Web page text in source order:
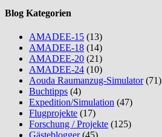
Blog Kategorien
AMADEE-15 (13)
AMADEE-18 (14)
AMADEE-20 (21)
AMADEE-24 (10)
Aouda Raumanzug-Simulator(71)
Buchtipps (4)
Expedition/Simulation (47)
Flugprojekte (17)
Forschung / Projekte (125)